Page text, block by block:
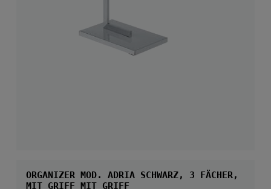
ORGANIZER MOD. ADRIA SCHWARZ, 3 FÄCHER,
MIT GRIFF MIT GRIFF